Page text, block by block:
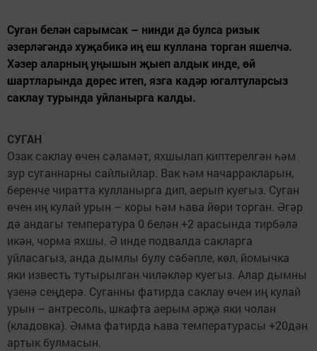
Суган белән сарымсак – нинди дә булса ризык
әзерләгәндә хуҗабикә иң еш куллана торган яшелчә.
Хәзер аларның уңышын җыеп алдык инде, өй
шартларында дөрес итеп, язга кадәр югалтуларсыз
саклау турында уйланырга калды.
СУГАН
Озак саклау өчен сәламәт, яхшылап киптерелгән һәм
зур суганнарны сайлыйлар. Вак һәм начарракларын,
беренче чиратта кулланырга дип, аерып куегыз. Суган
өчен иң кулай урын – коры һәм һава йөри торган. Әгәр
дә андагы температура 0 белән +2 арасында тирбәлә
икән, чорма яхшы. Ә инде подвалда сакларга
уйласагыз, анда дымлы булу сәбәпле, көл, йомычка
яки известь тутырылган чиләкләр куегыз. Алар дымны
үзенә сеңдерә. Суганны фатирда саклау өчен иң кулай
урын – антресоль, шкафта аерым әрҗә яки чолан
(кладовка). Әмма фатирда һава температурасы +20дән
артык булмасын.